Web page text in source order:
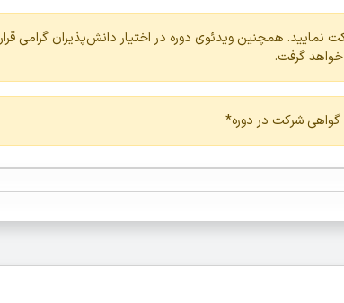
همچنین ویدئوی دوره در اختیار دانش‌پذیران گرامی قرار
خواهد گرفت.
گواهی شرکت در دوره*